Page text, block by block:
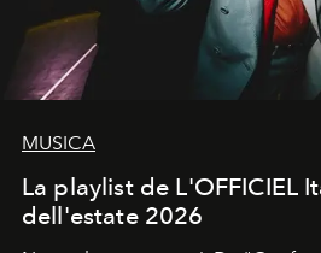
MUSICA
La playlist de L'OFFICIEL
dell'estate 2026